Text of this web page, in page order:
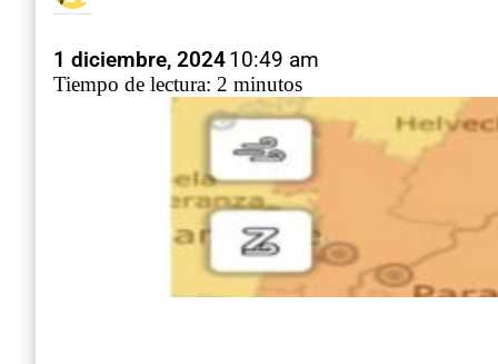
1 diciembre, 202410:49 am
Tiempo de lectura: 2 minutos